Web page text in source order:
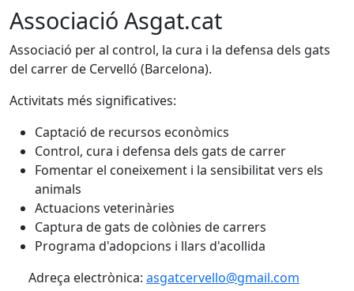
Associació Asgat.cat
Associació per al control, la cura i la defensa dels gats
del carrer de Cervelló (Barcelona).
Activitats més significatives:
Captació de recursos econòmics
Control, cura i defensa dels gats de carrer
Fomentar el coneixement i la sensibilitat vers els
animals
Actuacions veterinàries
Captura de gats de colònies de carrers
Programa d'adopcions i llars d'acollida
Adreça electrònica: asgatcervello@gmail.com